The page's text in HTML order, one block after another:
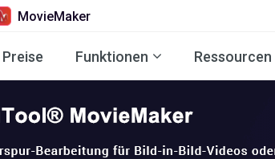
MovieMaker
Preise Funktionen Ressourcen